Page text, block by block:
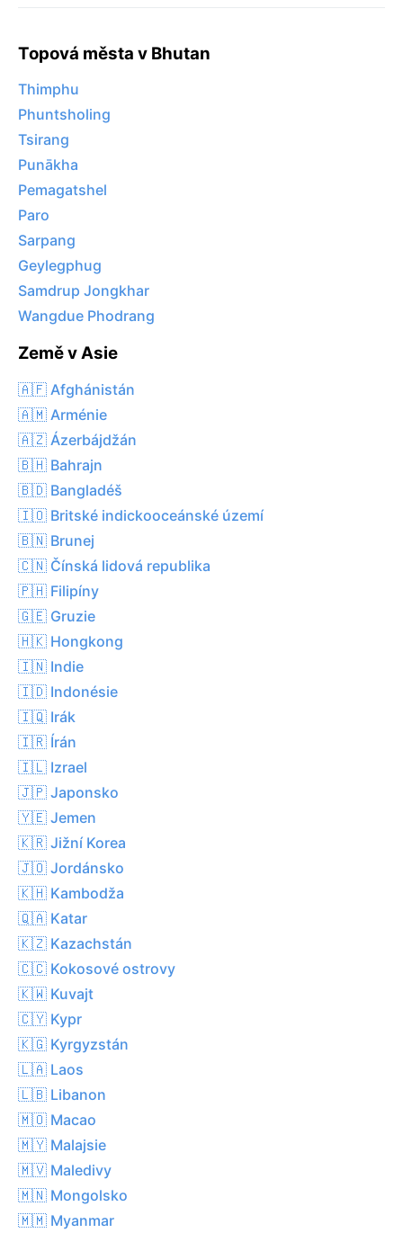
Topová města v Bhutan
Thimphu
Phuntsholing
Tsirang
Punākha
Pemagatshel
Paro
Sarpang
Geylegphug
Samdrup Jongkhar
Wangdue Phodrang
Země v Asie
🇦🇫 Afghánistán
🇦🇲 Arménie
🇦🇿 Ázerbájdžán
🇧🇭 Bahrajn
🇧🇩 Bangladéš
🇮🇴 Britské indickooceánské území
🇧🇳 Brunej
🇨🇳 Čínská lidová republika
🇵🇭 Filipíny
🇬🇪 Gruzie
🇭🇰 Hongkong
🇮🇳 Indie
🇮🇩 Indonésie
🇮🇶 Irák
🇮🇷 Írán
🇮🇱 Izrael
🇯🇵 Japonsko
🇾🇪 Jemen
🇰🇷 Jižní Korea
🇯🇴 Jordánsko
🇰🇭 Kambodža
🇶🇦 Katar
🇰🇿 Kazachstán
🇨🇨 Kokosové ostrovy
🇰🇼 Kuvajt
🇨🇾 Kypr
🇰🇬 Kyrgyzstán
🇱🇦 Laos
🇱🇧 Libanon
🇲🇴 Macao
🇲🇾 Malajsie
🇲🇻 Maledivy
🇲🇳 Mongolsko
🇲🇲 Myanmar